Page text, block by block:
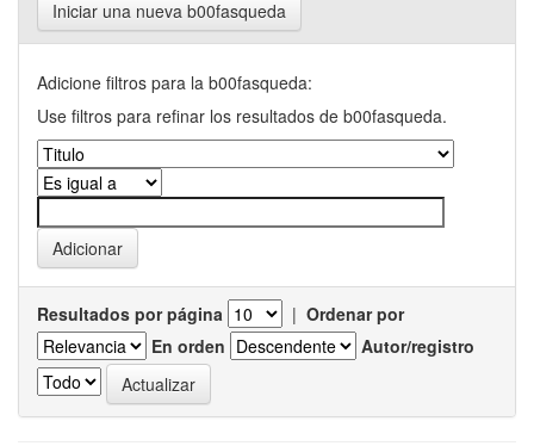
Iniciar una nueva b00fasqueda
Adicione filtros para la b00fasqueda:
Use filtros para refinar los resultados de b00fasqueda.
Resultados por página | Ordenar por
En orden
Autor/registro